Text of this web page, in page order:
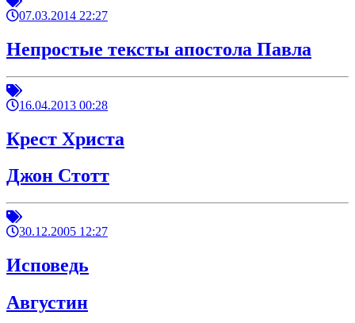
07.03.2014 22:27
Непростые тексты апостола Павла
16.04.2013 00:28
Крест Христа
Джон Стотт
30.12.2005 12:27
Исповедь
Августин